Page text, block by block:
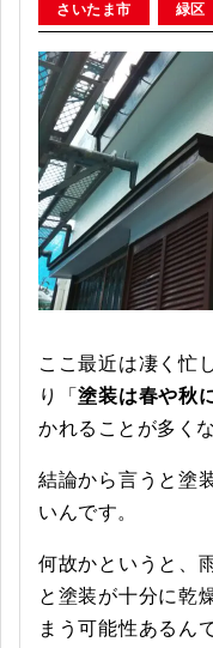
さいたま市 緑区
ここ最近は凄く忙
り「塗装は春や秋
かれることが多く
結論から言うと塗
いんです。
何故かというと、
と塗装が十分に乾
まう可能性あるん